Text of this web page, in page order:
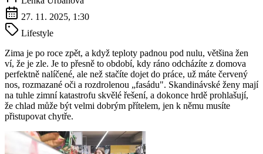
27. 11. 2025, 1:30
Lifestyle
Zima je po roce zpět, a když teploty padnou pod nulu, většina žen
ví, že je zle. Je to přesně to období, kdy ráno odcházíte z domova
perfektně nalíčené, ale než stačíte dojet do práce, už máte červený
nos, rozmazané oči a rozdrolenou „fasádu". Skandinávské ženy mají
na tuhle zimní katastrofu skvělé řešení, a dokonce hrdě prohlašují,
že chlad může být velmi dobrým přítelem, jen k němu musíte
přistupovat chytře.